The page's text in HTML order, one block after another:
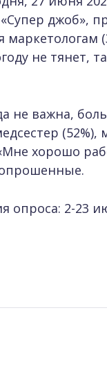
джоб»,
маркетологам
не тянет,
не важна,
хорошо
опроса: 2-23